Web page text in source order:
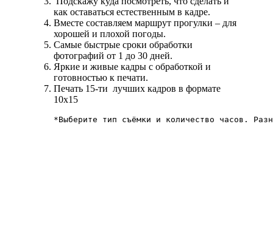
как оставаться естественным в кадре.
Вместе составляем маршрут прогулки – для
хорошей и плохой погоды.
Самые быстрые сроки обработки
фотографий от 1 до 30 дней.
Яркие и живые кадры с обработкой и
готовностью к печати.
Печать 15-ти лучших кадров в формате
10х15
*Выберите тип съёмки и количество часов.